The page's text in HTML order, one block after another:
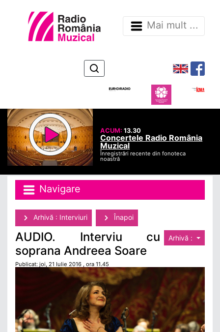
Mai mult ...
ACUM:13.30
Concertele Radio România
Muzical
Înregistrări recente din fonoteca
noastră
Navigare
Arhivă : Interviuri Înapoi
Arhivă :
AUDIO. Interviu cu
soprana Andreea Soare
Publicat: joi, 21 Iulie 2016 , ora 11.45